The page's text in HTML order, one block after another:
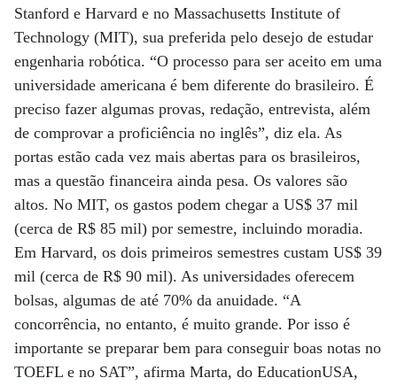
Stanford e Harvard e no Massachusetts Institute of
Technology (MIT), sua preferida pelo desejo de estudar
engenharia robótica. “O processo para ser aceito em uma
universidade americana é bem diferente do brasileiro. É
preciso fazer algumas provas, redação, entrevista, além
de comprovar a proficiência no inglês”, diz ela. As
portas estão cada vez mais abertas para os brasileiros,
mas a questão financeira ainda pesa. Os valores são
altos. No MIT, os gastos podem chegar a US$ 37 mil
(cerca de R$ 85 mil) por semestre, incluindo moradia.
Em Harvard, os dois primeiros semestres custam US$ 39
mil (cerca de R$ 90 mil). As universidades oferecem
bolsas, algumas de até 70% da anuidade. “A
concorrência, no entanto, é muito grande. Por isso é
importante se preparar bem para conseguir boas notas no
TOEFL e no SAT”, afirma Marta, do EducationUSA,